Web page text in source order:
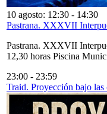
10 agosto: 12:30 - 14:30
Pastrana. XXXVII
Pastrana. XXXVII
12,30 horas Piscina
23:00 - 23:59
Traid. Proyección bajo las